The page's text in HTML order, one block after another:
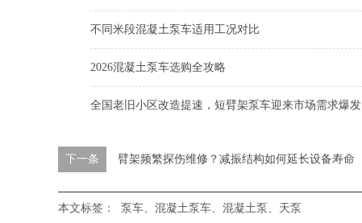
不同米段混凝土泵车适用工况对比
2026混凝土泵车选购全攻略
全国老旧小区改造提速，短臂架泵车迎来市场需求爆发
下一条 臂架频繁探伤维修？减振结构如何延长设备寿命
本文标签： 泵车、混凝土泵车、混凝土泵、天泵